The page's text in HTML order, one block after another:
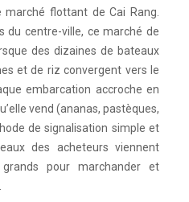
flottant de Cai Rang.
du centre-ville, ce marché de
des dizaines de bateaux
et de riz convergent vers le
embarcation accroche en
vend (ananas, pastèques,
de signalisation simple et
des acheteurs viennent
pour marchander et